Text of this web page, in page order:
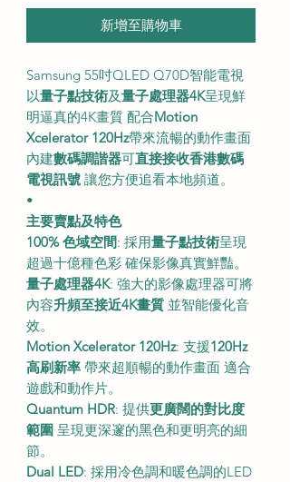
新增至購物車
Samsung 55吋QLED Q70D智能電視
以量子點技術及量子處理器4K呈現鮮
明逼真的4K畫質 配合Motion
Xcelerator 120Hz帶來流暢的動作畫面
內建數碼調諧器可直接接收香港數碼
電視訊號 讓您方便追看本地頻道。
•
主要賣點及特色
100% 色域空間: 採用量子點技術呈現
超過十億種色彩 確保影像真實鮮豔。
量子處理器4K: 強大的影像處理器可將
內容升頻至接近4K畫質 並智能優化音
效。
Motion Xcelerator 120Hz: 支援120Hz
高刷新率 帶來超順暢的動作畫面 適合
遊戲和動作片。
Quantum HDR: 提供更廣闊的對比度
範圍 呈現更深邃的黑色和更明亮的細
節。
Dual LED: 採用冷色調和暖色調的LED